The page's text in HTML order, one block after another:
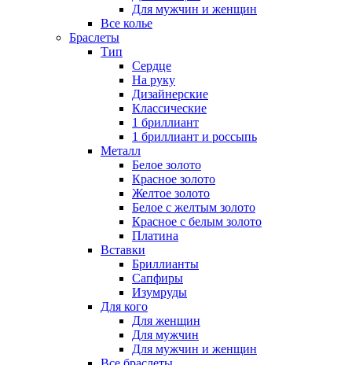
Для мужчин и женщин
Все колье
Браслеты
Тип
Сердце
На руку
Дизайнерские
Классические
1 бриллиант
1 бриллиант и россыпь
Металл
Белое золото
Красное золото
Желтое золото
Белое с желтым золото
Красное с белым золото
Платина
Вставки
Бриллианты
Сапфиры
Изумруды
Для кого
Для женщин
Для мужчин
Для мужчин и женщин